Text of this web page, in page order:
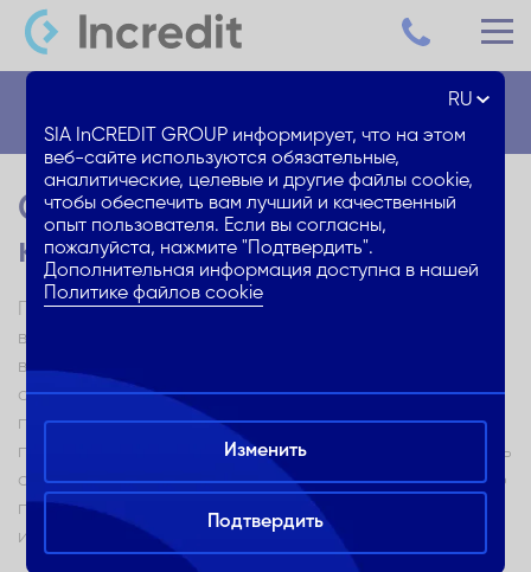
Семейный отпуск на
кемпере в Латвии
Приближается долгожданное лето, а вместе с ним и
время отпусков. Во время пандемии, когда были
введены ограничения на перелеты, требовались
справки о прививках и тесты, автомобильные
путешествия стали очень популярны. Большое
преимущество такого вида отпуска — это возможность
самостоятельно планировать маршрут и изменять его
по мере необходимости, останавливаясь в любых
интересных местах.
RU
SIA InCREDIT GROUP информирует, что на этом
веб-сайте используются обязательные,
аналитические, целевые и другие файлы cookie,
чтобы обеспечить вам лучший и качественный
опыт пользователя. Если вы согласны,
пожалуйста, нажмите "Подтвердить".
Дополнительная информация доступна в нашей
Политике файлов cookie
Изменить
Подтвердить